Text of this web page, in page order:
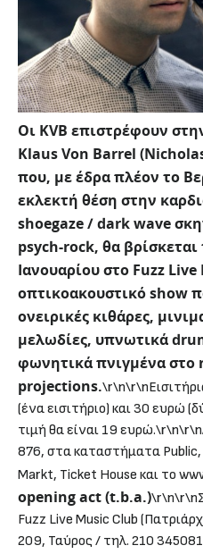
Οι KVB επιστρέφουν
Klaus Von Barrel
που, με έδρα πλέον το
εκλεκτή θέση στην
shoegaze / dark wave
psych-rock, θα
Ιανουαρίου στο Fuzz
οπτικοακουστικό show
ονειρικές κιθάρες,
μελωδίες, υπνωτικά
φωνητικά πνιγμένα στο
projections.
(ένα εισιτήριο) και 30 ευρώ
τιμή θα είναι 19
876, στα καταστήματα Public,
Markt, Ticket House και το
opening act (t.b.a.)
Fuzz Live Music Club
209, Ταύρος / τηλ. 210